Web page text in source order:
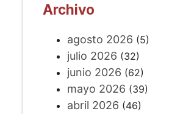
Archivo
agosto 2026 (5)
julio 2026 (32)
junio 2026 (62)
mayo 2026 (39)
abril 2026 (46)